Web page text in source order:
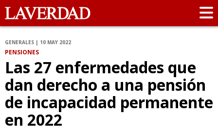
GENERALES | 10 MAY 2022
PENSIONES
Las 27 enfermedades que
dan derecho a una pensión
de incapacidad permanente
en 2022